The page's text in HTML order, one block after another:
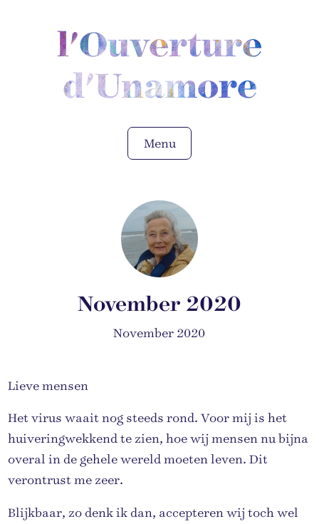
l'Ouverture
d'Unamore
Menu
November 2020
November 2020
Lieve mensen
Het virus waait nog steeds rond. Voor mij is het
huiveringwekkend te zien, hoe wij mensen nu bijna
overal in de gehele wereld moeten leven. Dit
verontrust me zeer.
Blijkbaar, zo denk ik dan, accepteren wij toch wel